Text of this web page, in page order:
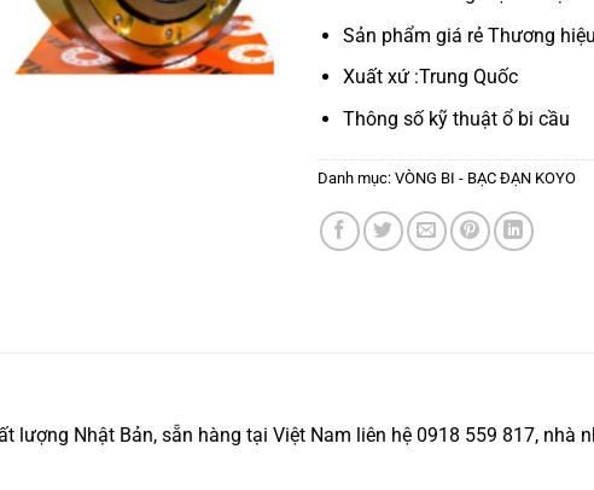
Sản phẩm giá rẻ Thương
Xuất xứ :Trung Quốc
Thông số kỹ thuậtổ bi cầu
Danh mục: VÒNG BI - BẠC ĐẠN KOYO
lượng Nhật Bản, sẵn hàng tại Việt Nam liên hệ 0918 559 817, nhà